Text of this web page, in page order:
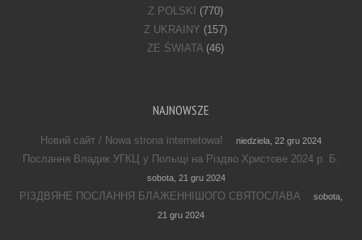
Z POLSKI
(770)
Z UKRAINY (157)
ZE ŚWIATA(46)
NAJNOWSZE
Новий сайт / Nowa strona internetowa! niedziela, 22 gru 2024
Послання Владик УГКЦ у Польщі на Різдво Христове 2024 р. Б.
sobota, 21 gru 2024
РІЗДВЯНЕ ПОСЛАННЯ БЛАЖЕННІШОГО СВЯТОСЛАВА
sobota,
21 gru 2024